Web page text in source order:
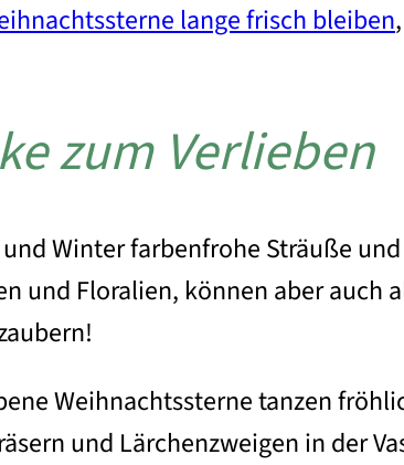
lange frisch bleiben
zum Verlieben
Winter farbenfrohe Sträuße
und Floralien, können aber auch
Weihnachtssterne tanzen
und Lärchenzweigen in der